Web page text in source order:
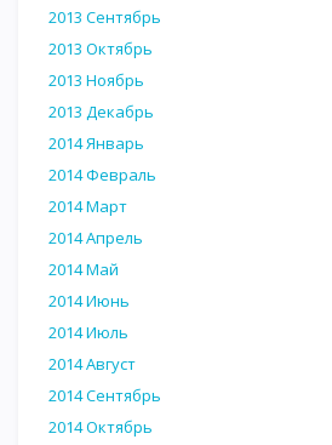
2013 Сентябрь
2013 Октябрь
2013 Ноябрь
2013 Декабрь
2014 Январь
2014 Февраль
2014 Март
2014 Апрель
2014 Май
2014 Июнь
2014 Июль
2014 Август
2014 Сентябрь
2014 Октябрь